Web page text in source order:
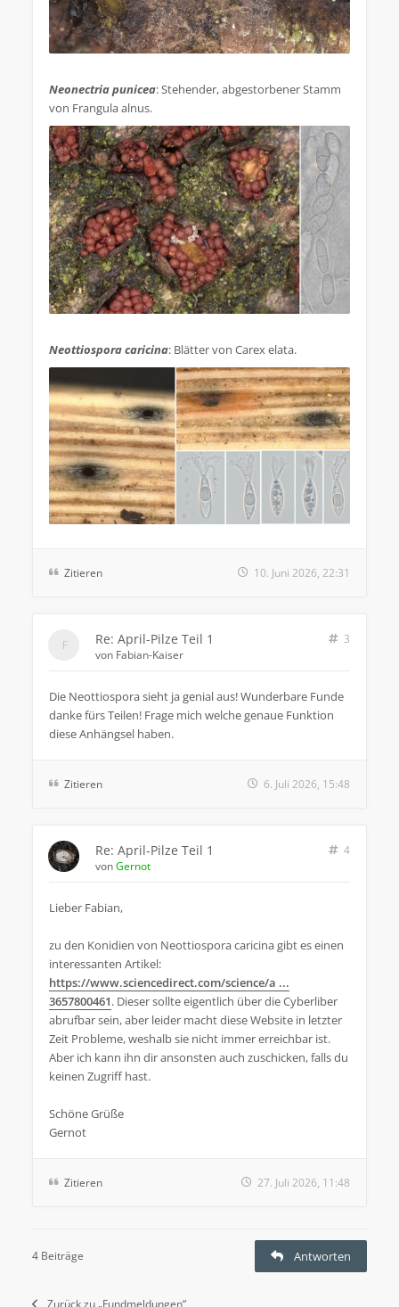
Neonectria punicea: Stehender, abgestorbener Stamm
von Frangula alnus.
Neottiospora caricina: Blätter von Carex elata.
Zitieren 10. Juni 2026, 22:31
Re: April-Pilze Teil 1
3
von Fabian-Kaiser
Die Neottiospora sieht ja genial aus! Wunderbare Funde
danke fürs Teilen! Frage mich welche genaue Funktion
diese Anhängsel haben.
Zitieren 6. Juli 2026, 15:48
Re: April-Pilze Teil 1
4
vonGernot
Lieber Fabian,
zu den Konidien von Neottiospora caricina gibt es einen
interessanten Artikel:
https://www.sciencedirect.com/science/a ...
3657800461. Dieser sollte eigentlich über die Cyberliber
abrufbar sein, aber leider macht diese Website in letzter
Zeit Probleme, weshalb sie nicht immer erreichbar ist.
Aber ich kann ihn dir ansonsten auch zuschicken, falls du
keinen Zugriff hast.
Schöne Grüße
Gernot
Zitieren 27. Juli 2026, 11:48
4 Beiträge Antworten
Zurück zu „Fundmeldungen“